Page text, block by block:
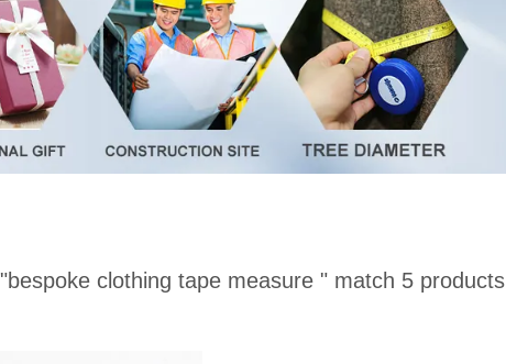
"bespoke clothing tape measure " match 5 products